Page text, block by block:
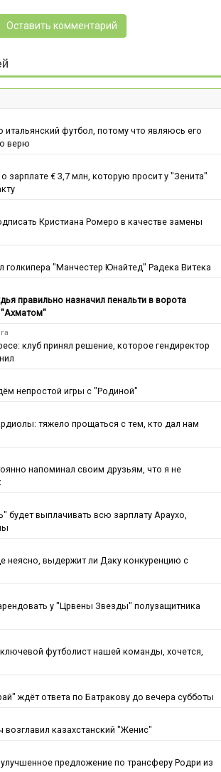
Оставить комментарий
футбол, потому что являюсь его
верю
зарплате € 3,7 млн, которую просит у "Зенита"
Кристиана Ромеро в качестве замены
"Манчестер Юнайтед" Радека Витека
правильно назначил пенальти в ворота
"Ахматом"
клуб принял решение, которое гендиректор
непростой игры с "Родиной"
тяжело прощаться с тем, кто дал нам
напоминал своим друзьям, что я не
будет выплачивать всю зарплату Араухо,
неясно, выдержит ли Даку конкуренцию с
у "Црвены Звезды" полузащитника
футболист нашей команды, хочется,
ждёт ответа по Батракову до вечера субботы
казахстанский "Женис"
предложение по трансферу Родри из